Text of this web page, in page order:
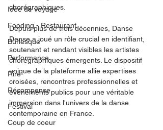
Idée de voyage
Fooding - Restaurant
Burlesque
Performance
Rire
Récompense
Festival
Coup de coeur
chorégraphiques.
Depuis plus de trois décennies, Danse
Dense a joué un rôle crucial en identifiant,
soutenant et rendant visibles les artistes
chorégraphiques émergents. Le dispositif
unique de la plateforme allie expertises
croisées, rencontres professionnelles et
événements publics pour une véritable
immersion dans l'univers de la danse
contemporaine en France.